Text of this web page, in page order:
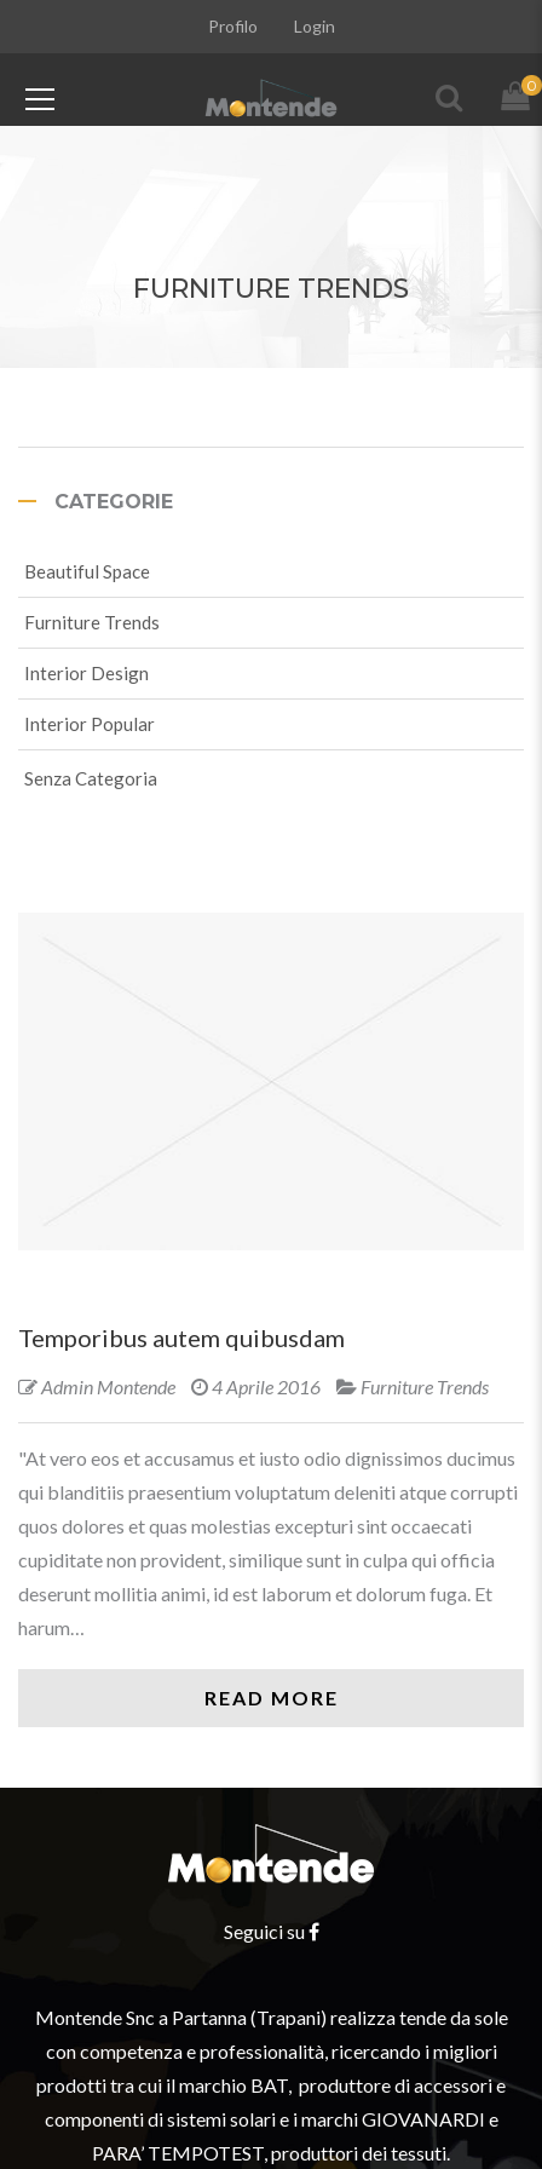
Profilo Login
0
FURNITURE TRENDS
CATEGORIE
Beautiful Space
Furniture Trends
Interior Design
Interior Popular
Senza Categoria
Temporibus autem quibusdam
Admin Montende 4 Aprile 2016 Furniture Trends
"At vero eos et accusamus et iusto odio dignissimos ducimus
qui blanditiis praesentium voluptatum deleniti atque corrupti
quos dolores et quas molestias excepturi sint occaecati
cupiditate non provident, similique sunt in culpa qui officia
deserunt mollitia animi, id est laborum et dolorum fuga. Et
harum…
READ MORE
Seguici su
Montende Snc a Partanna (Trapani) realizza tende da sole
con competenza e professionalità, ricercando i migliori
prodotti tra cui il marchio BAT, produttore di accessori e
componenti di sistemi solari e i marchi GIOVANARDI e
PARA’ TEMPOTEST, produttori dei tessuti.